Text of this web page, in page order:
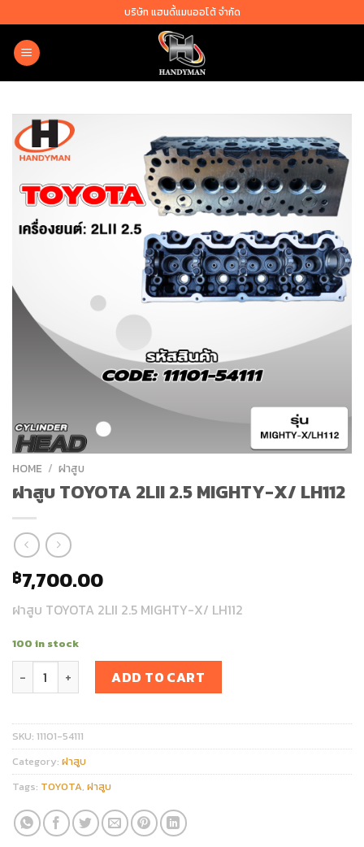
to
content
บริษัท แฮนดี้แมนออโต้ จำกัด
HOME / ฝาสูบ
ฝาสูบ TOYOTA 2LII 2.5 MIGHTY-X/ LH112
฿7,700.00
ฝาสูบ TOYOTA 2LII 2.5 MIGHTY-X/ LH112
100 in stock
ฝาสูบ TOYOTA 2LII 2.5 MIGHTY-X/ LH112 quantity
ADD TO CART
SKU: 11101-54111
Category: ฝาสูบ
Tags: TOYOTA, ฝาสูบ